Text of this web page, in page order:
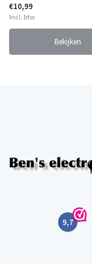
€10,99
Incl. btw
Bekijken
9,7